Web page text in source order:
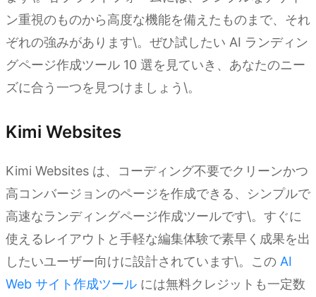
ン重視のものから高度な機能を備えたものまで、それ
ぞれの強みがあります\。ぜひ試したい AI ランディン
グページ作成ツール 10 選を見ていき、あなたのニー
ズに合う一つを見つけましょう\。
Kimi Websites
Kimi Websites は、コーディング不要でクリーンかつ
高コンバージョンのページを作成できる、シンプルで
高速なランディングページ作成ツールです\。すぐに
使えるレイアウトと手軽な編集体験で素早く成果を出
したいユーザー向けに設計されています\。この AI
Web サイト作成ツール には無料クレジットも一定数